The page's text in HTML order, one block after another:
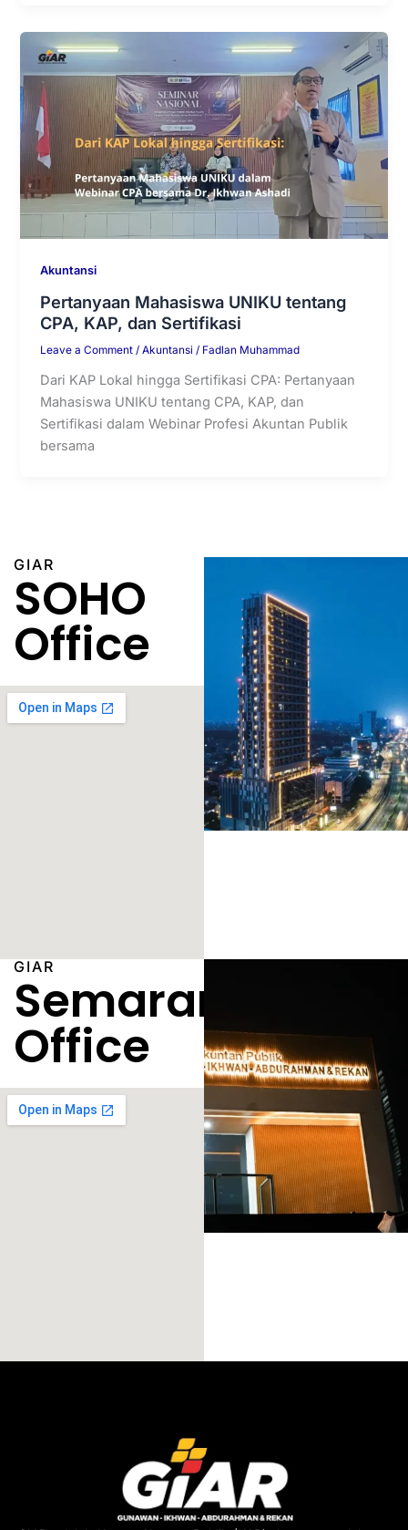
Akuntansi
Pertanyaan Mahasiswa UNIKU tentang
CPA, KAP, dan Sertifikasi
Leave a Comment /Akuntansi / Fadlan Muhammad
Dari KAP Lokal hingga Sertifikasi CPA: Pertanyaan
Mahasiswa UNIKU tentang CPA, KAP, dan
Sertifikasi dalam Webinar Profesi Akuntan Publik
bersama
GIAR
SOHO
Office
GIAR
Semarang
Office